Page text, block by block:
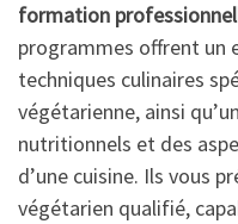
formation
programmes offrent un
techniques culinaires
végétarienne, ainsi
nutritionnels et des
d’une cuisine. Ils vous
végétarien qualifié,